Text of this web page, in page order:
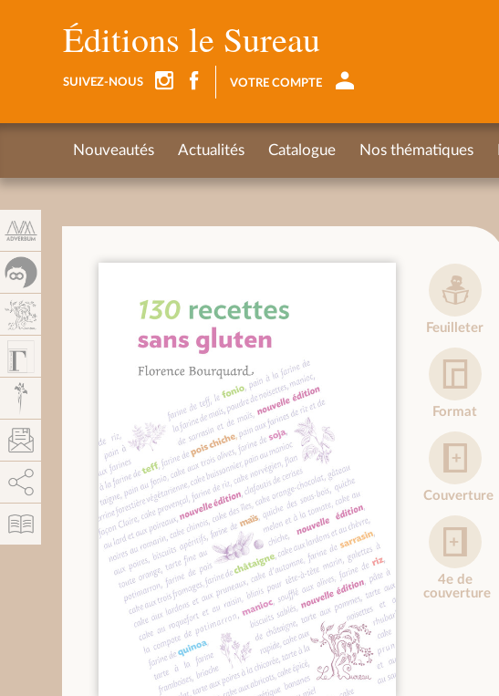
Feuilleter
Format
Couverture
4e de
couverture
Éditions le Sureau
SUIVEZ-NOUS VOTRE COMPTE
Nouveautés Actualités Catalogue Nos thématiques
AddThis est désactivé. Autoriser